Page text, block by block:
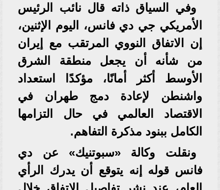
وفي السياق ذاته قال نائب الرئيس
الأمريكي جي دي فانس، اليوم الإثنين،
إن الاتفاق النووي المرتقب مع إيران
من شأنه أن يجعل منطقة الشرق
الأوسط أكثر أمانًا، مؤكدًا استعداد
واشنطن لإعادة دمج طهران في
الاقتصاد العالمي في حال التزامها
الكامل ببنود مذكرة التفاهم.
ونقلت وكالة «سبوتنيك» عن دي
فانس قوله إنه يتوقع أن يدرك الرأي